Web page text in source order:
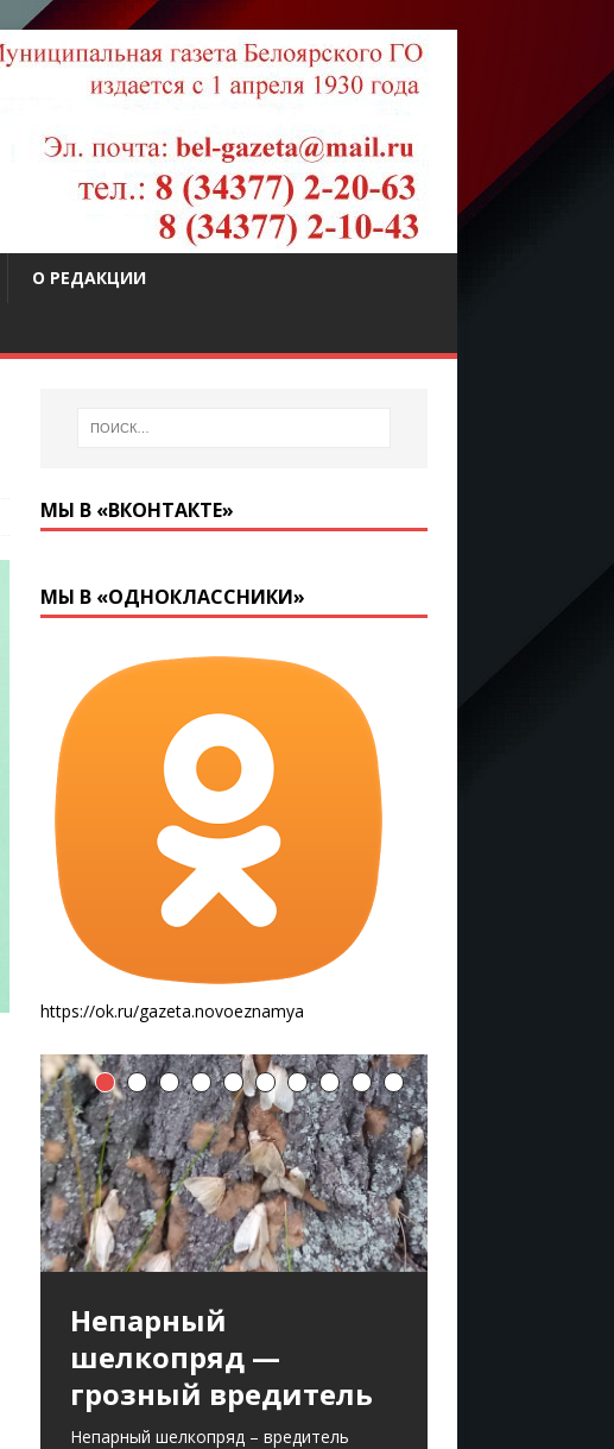
О РЕДАКЦИИ
МЫ В «ВКОНТАКТЕ»
МЫ В «ОДНОКЛАССНИКИ»
https://ok.ru/gazeta.novoeznamya
Непарный
шелкопряд —
грозный вредитель
Непарный шелкопряд – вредитель